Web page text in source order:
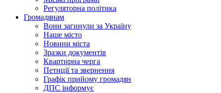
Регуляторна політика
Громадянам
Вони загинули за Україну
Наше місто
Новини міста
Зразки документів
Квартирна черга
Петиції та звернення
Графік прийому громадян
ДПС інформує